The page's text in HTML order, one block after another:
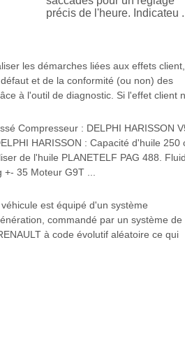
précis de l'heure. Indicateu
les démarches liées aux effets client,
et de la conformité (ou non) des
à l'outil de diagnostic. Si l'effet client
Compresseur : DELPHI HARISSON
HARISSON : Capacité d'huile 250
de l'huile PLANETELF PAG 488.
35 Moteur G9T ...
est équipé d'un système
commandé par un système de
à code évolutif aléatoire ce qui